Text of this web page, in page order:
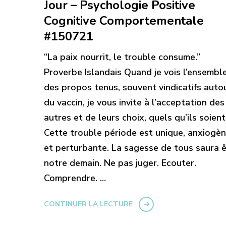
Jour – Psychologie Positive
Cognitive Comportementale
#150721
“La paix nourrit, le trouble consume.”
Proverbe Islandais Quand je vois
des propos tenus, souvent vindicatifs
du vaccin, je vous invite à l’acceptation des
autres et de leurs choix, quels qu’ils
Cette trouble période est unique,
et perturbante. La sagesse de tous saura
notre demain. Ne pas juger. Ecouter.
Comprendre. …
CONTINUER LA LECTURE